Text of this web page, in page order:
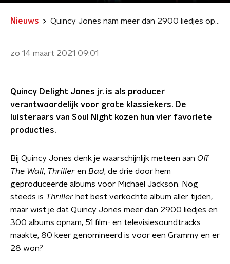
Nieuws Quincy Jones nam meer dan 2900 liedjes op waaronder deze klassiekers
zo 14 maart 2021 09:01
Quincy Delight Jones jr. is als producer
verantwoordelijk voor grote klassiekers. De
luisteraars van Soul Night kozen hun vier favoriete
producties.
Bij Quincy Jones denk je waarschijnlijk meteen aan Off
The Wall, Thriller en Bad, de drie door hem
geproduceerde albums voor Michael Jackson. Nog
steeds is Thriller het best verkochte album aller tijden,
maar wist je dat Quincy Jones meer dan 2900 liedjes en
300 albums opnam, 51 film- en televisiesoundtracks
maakte, 80 keer genomineerd is voor een Grammy en er
28 won?